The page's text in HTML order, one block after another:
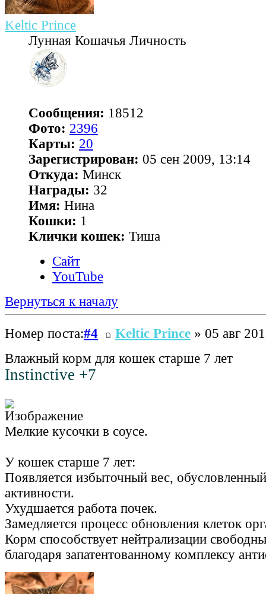
Keltic Prince
Лунная Кошачья Личность
Сообщения: 18512
Фото: 2396
Карты: 20
Зарегистрирован: 05 сен 2009, 13:14
Откуда: Минск
Награды: 32
Имя: Нина
Кошки: 1
Клички кошек: Тиша
Сайт
YouTube
Вернуться к началу
Номер поста:#4 Keltic Prince » 05 авг
Влажный корм для кошек старше 7 лет
Instinctive +7
Мелкие кусочки в соусе.
У кошек старше 7 лет:
Появляется избыточный вес,
активности.
Ухудшается работа почек.
Замедляется процесс обновления клеток
Корм способствует нейтрализации
благодаря запатентованному комплексу